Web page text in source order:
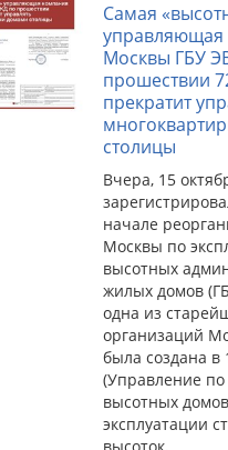
Самая
управляющая
Москвы ГБУ
прошествии
прекратит
столицы
Вчера, 15
начале
Москвы по
высотных
жилых домов
одна из
организаций
была создана в
(Управление по
высотных
эксплуатации